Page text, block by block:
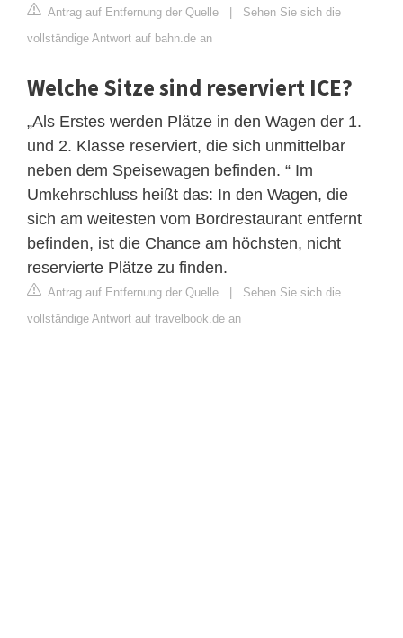
Antrag auf Entfernung der Quelle
Sehen Sie sich die
vollständige Antwort auf bahn.de an
Welche Sitze sind reserviert ICE?
„Als Erstes werden Plätze in den Wagen der 1.
und 2. Klasse reserviert, die sich unmittelbar
neben dem Speisewagen befinden. “ Im
Umkehrschluss heißt das: In den Wagen, die
sich am weitesten vom Bordrestaurant entfernt
befinden, ist die Chance am höchsten, nicht
reservierte Plätze zu finden.
Antrag auf Entfernung der Quelle
Sehen Sie sich die
vollständige Antwort auf travelbook.de an